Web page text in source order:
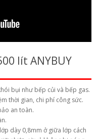
lít ANYBUY
bụi như bếp củi và bếp gas.
thời gian, chi phí công sức.
an toàn.
dày 0,8mm ở giữa lớp cách